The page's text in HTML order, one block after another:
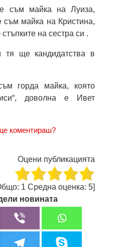
съм майка на Луиза,
съм майка на Кристина,
на сестра си .
тя ще кандидатства в
горда майка, която
доволна е Ивет
коментираш?
Оцени публикацията
1 Средна оценка: 5]
новината